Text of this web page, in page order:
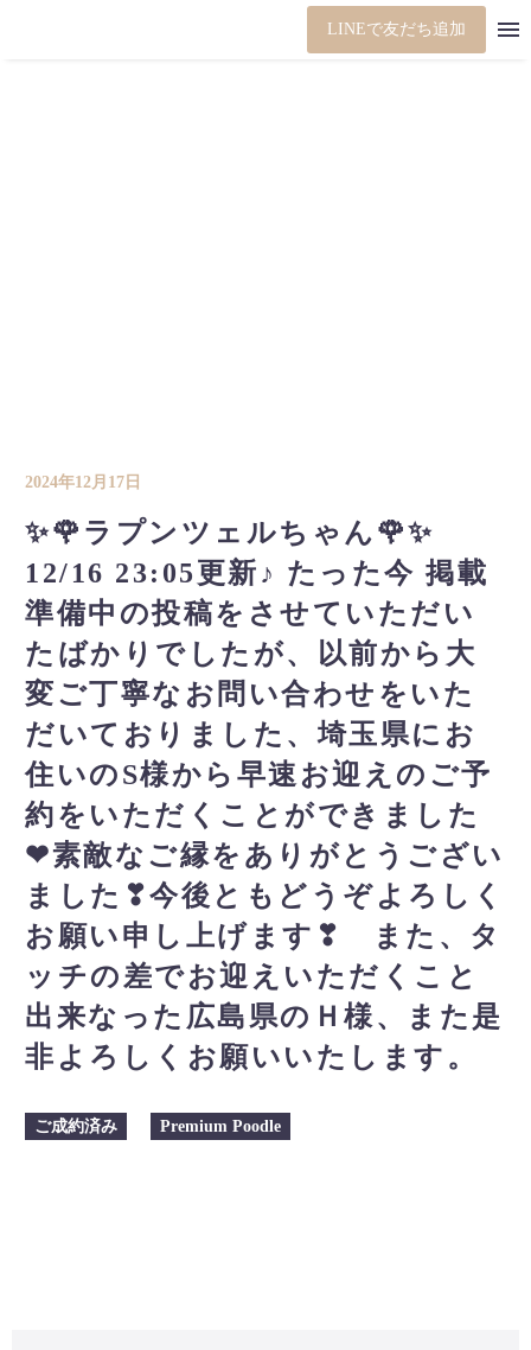
LINEで友だち追加
2024年12月17日
✨🌹ラプンツェルちゃん🌹✨
12/16 23:05更新♪ たった今 掲載
準備中の投稿をさせていただい
たばかりでしたが、以前から大
変ご丁寧なお問い合わせをいた
だいておりました、埼玉県にお
住いのS様から早速お迎えのご予
約をいただくことができました
❤素敵なご縁をありがとうござい
ました❣今後ともどうぞよろしく
お願い申し上げます❣ また、タ
ッチの差でお迎えいただくこと
出来なった広島県のＨ様、また是
非よろしくお願いいたします。
ご成約済み Premium Poodle